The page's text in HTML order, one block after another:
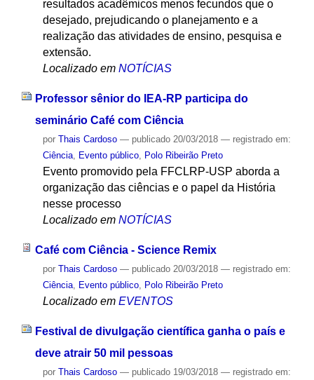
resultados acadêmicos menos fecundos que o
desejado, prejudicando o planejamento e a
realização das atividades de ensino, pesquisa e
extensão.
Localizado em NOTÍCIAS
Professor sênior do IEA-RP participa do
seminário Café com Ciência
por Thais Cardoso — publicado20/03/2018 — registrado em:
Ciência, Evento público, Polo Ribeirão Preto
Evento promovido pela FFCLRP-USP aborda a
organização das ciências e o papel da História
nesse processo
Localizado em NOTÍCIAS
Café com Ciência - Science Remix
por Thais Cardoso — publicado20/03/2018 — registrado em:
Ciência, Evento público, Polo Ribeirão Preto
Localizado em EVENTOS
Festival de divulgação científica ganha o país e
deve atrair 50 mil pessoas
por Thais Cardoso — publicado19/03/2018 — registrado em: